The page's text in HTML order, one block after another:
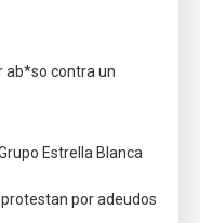
ab*so contra un
Estrella Blanca
por adeudos